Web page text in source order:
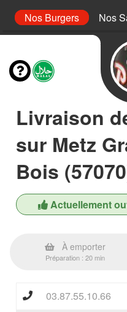
Nos Burgers Nos
Livraison
sur Metz
Bois
Actuellement
À emporter
Préparation : 20 min
03.87.55.10.66